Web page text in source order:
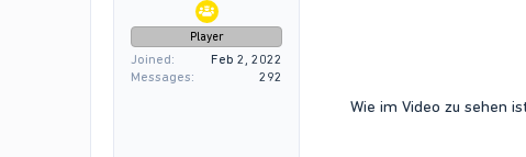
Player
Joined
Feb 2, 2022
Messages
292
Wie im Video zu sehen